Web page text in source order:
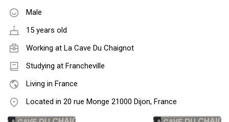
Male
15 years old
Working at La Cave Du Chaignot
Studying at Francheville
Living in France
Located in 20 rue Monge 21000 Dijon, France